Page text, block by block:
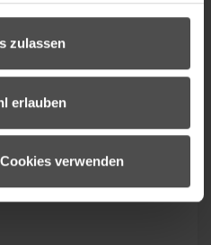
zulassen
erlauben
verwenden
Store(für alle
App für alle Apple
– die perfekte